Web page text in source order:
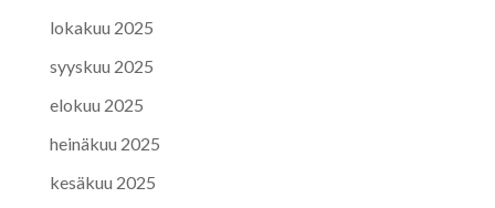
lokakuu 2025
syyskuu 2025
elokuu 2025
heinäkuu 2025
kesäkuu 2025